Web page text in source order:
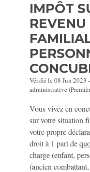
IMPÔT
Vérifié le 08 Jun
administrative
Vous vivez en
sur votre situation
votre propre
droit à 1 part de
charge (enfant,
(ancien